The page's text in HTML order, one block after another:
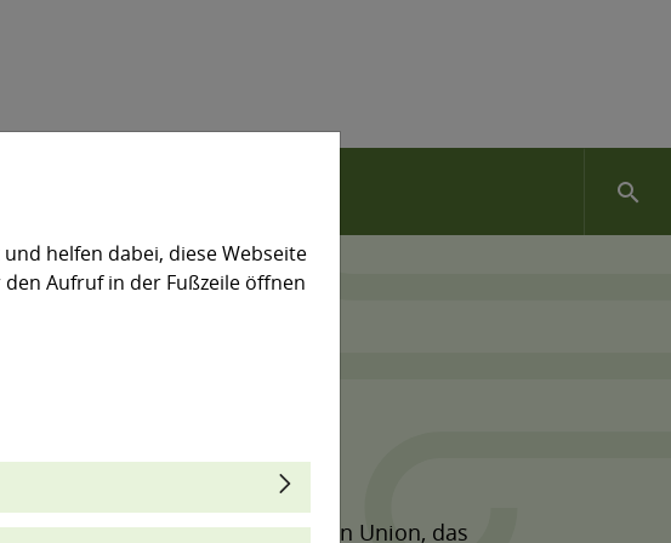
search
der Europäischen Union, das
helfen dabei, diese Webseite
Aufruf in der Fußzeile öffnen